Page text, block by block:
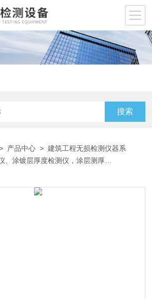
产品中心 >建筑工程无损检测仪器系
、涂镀层厚度检测仪，涂层测厚